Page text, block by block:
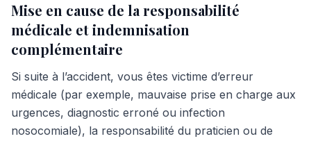
Mise en cause de la responsabilité
médicale et indemnisation
complémentaire
Si suite à l’accident, vous êtes victime d’erreur
médicale (par exemple, mauvaise prise en charge aux
urgences, diagnostic erroné ou infection
nosocomiale), la responsabilité du praticien ou de